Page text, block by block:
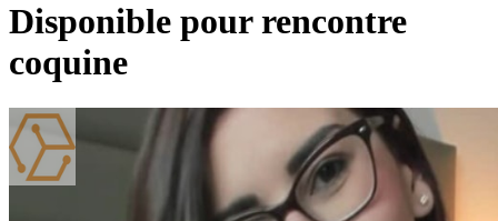
Disponible pour rencontre
coquine